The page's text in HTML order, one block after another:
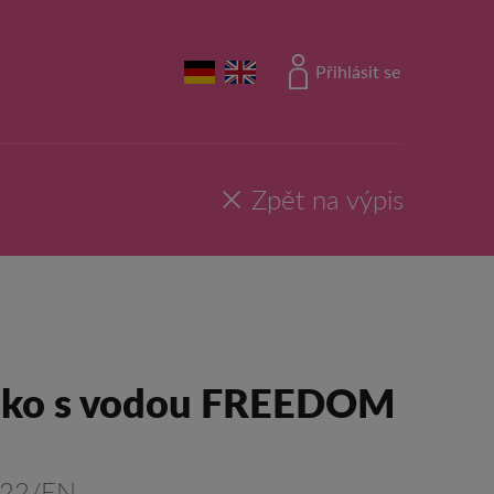
Přihlásit se
Zpět na výpis
s vodou FREEDOM